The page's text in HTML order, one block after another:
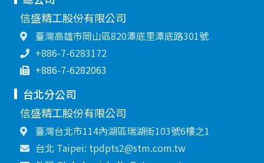
信盛精工股份有限公司
臺灣高雄市岡山區820潭底里潭底路301號
+886-7-6283172
+886-7-6282063
台北分公司
信盛精工股份有限公司
臺灣台北市114內湖區瑞湖街103號6樓之1
台北 Taipei: tpdpts2@stm.com.tw